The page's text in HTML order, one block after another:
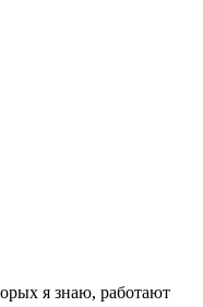
я знаю, работают